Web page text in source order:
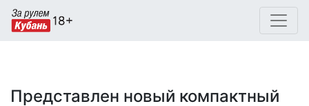
Представлен новый компактный